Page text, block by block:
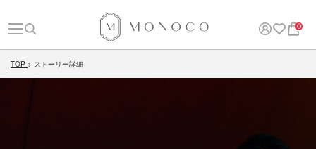
0
TOP ストーリー詳細